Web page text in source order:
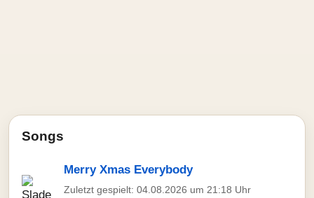
Songs
Merry Xmas Everybody
Zuletzt gespielt: 04.08.2026 um 21:18 Uhr